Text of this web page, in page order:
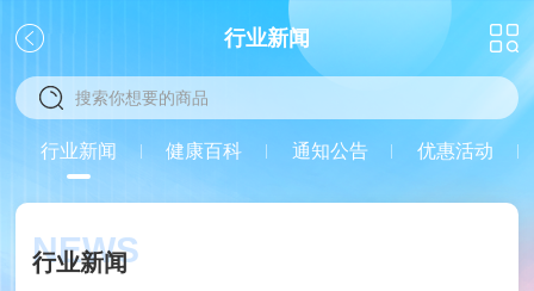
行业新闻
行业新闻 健康百科 通知公告 优惠活动
NEWS
行业新闻